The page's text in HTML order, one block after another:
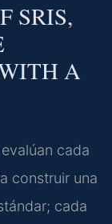
SRIS,
A
cada
construir una
cada